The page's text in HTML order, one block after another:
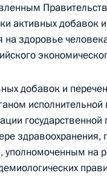
статусе
в Российской
г. № 252-ФЗ
водного
единства
активных добавок
на здоровье
добавок и
уполномоченным на